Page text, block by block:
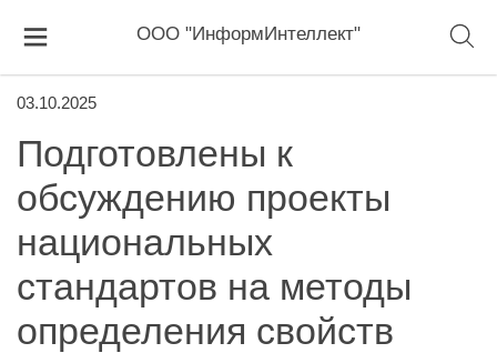
ООО "ИнформИнтеллект"
03.10.2025
Подготовлены к
обсуждению проекты
национальных
стандартов на методы
определения свойств